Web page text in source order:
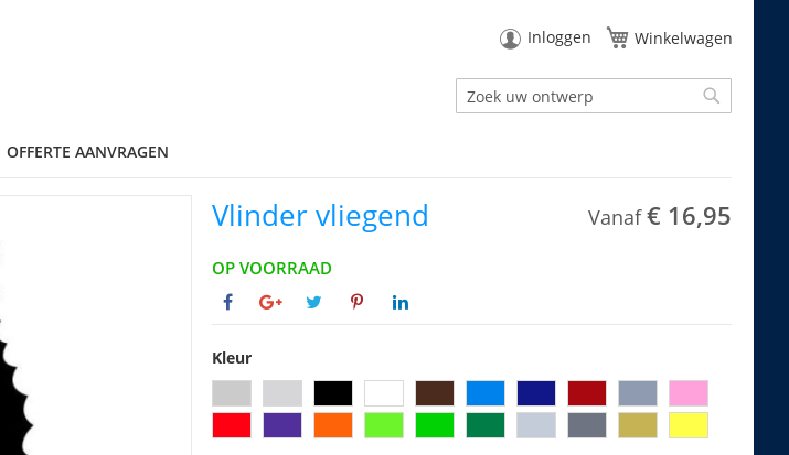
Inloggen Winkelwagen
Zoek
OFFERTE AANVRAGEN
Vlinder vliegend Vanaf € 16,95
OP VOORRAAD
Kleur